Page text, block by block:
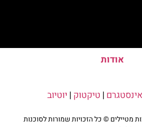
אודות
אינסטגרם | טיקטוק | יוטיוב
מטיילים © כל הזכויות שמורות לסוכנות